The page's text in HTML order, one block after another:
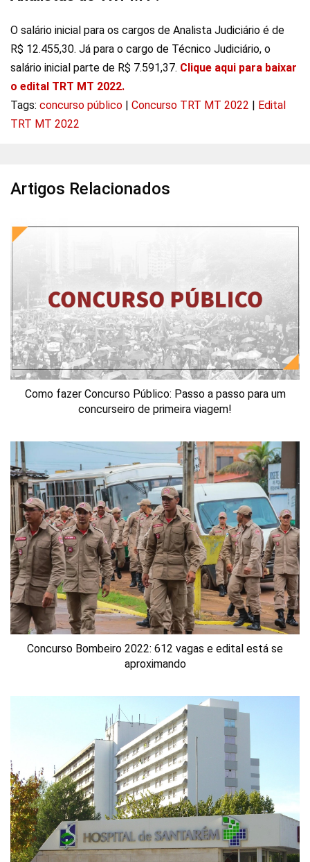
O salário inicial para os cargos de Analista Judiciário é de
R$ 12.455,30. Já para o cargo de Técnico Judiciário, o
salário inicial parte de R$ 7.591,37. Clique aqui para baixar
o edital TRT MT 2022.
Tags: concurso público | Concurso TRT MT 2022 | Edital
TRT MT 2022
Artigos Relacionados
Como fazer Concurso Público: Passo a passo para um
concurseiro de primeira viagem!
Concurso Bombeiro 2022: 612 vagas e edital está se
aproximando